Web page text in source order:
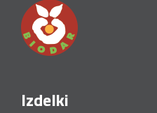
Izdelki